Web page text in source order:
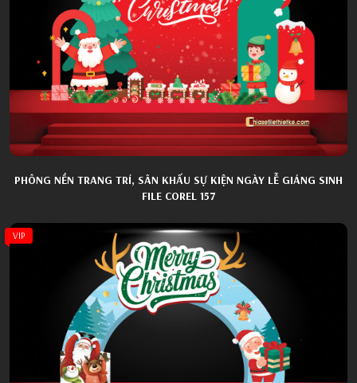
PHÔNG NỀN TRANG TRÍ, SÂN KHẤU SỰ KIỆN NGÀY LỄ GIÁNG SINH
FILE COREL 157
VIP